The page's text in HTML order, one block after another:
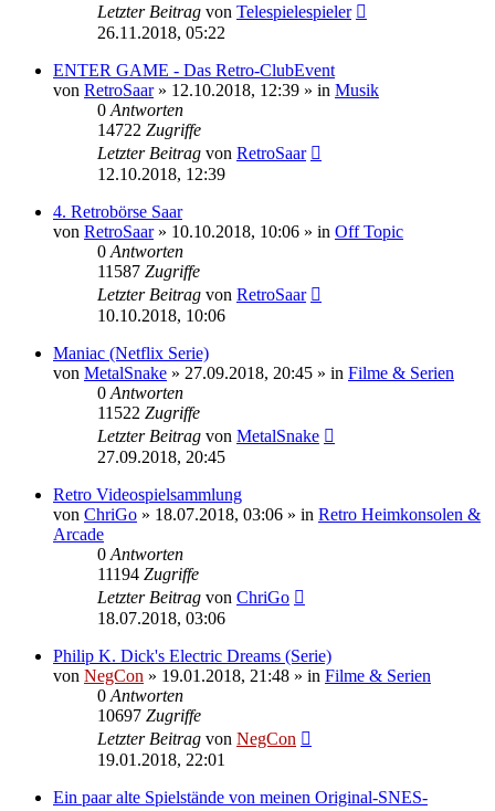
Letzter Beitrag von Telespielespieler
26.11.2018, 05:22
ENTER GAME - Das Retro-ClubEvent
von RetroSaar» 12.10.2018, 12:39 » in Musik
0Antworten
14722 Zugriffe
Letzter Beitrag von RetroSaar
12.10.2018, 12:39
4. Retrobörse Saar
von RetroSaar» 10.10.2018, 10:06 » in Off Topic
0Antworten
11587 Zugriffe
Letzter Beitrag von RetroSaar
10.10.2018, 10:06
Maniac (Netflix Serie)
von MetalSnake » 27.09.2018, 20:45 » in Filme & Serien
0Antworten
11522 Zugriffe
Letzter Beitrag von MetalSnake
27.09.2018, 20:45
Retro Videospielsammlung
von ChriGo » 18.07.2018, 03:06 » in Retro Heimkonsolen &
Arcade
0Antworten
11194 Zugriffe
Letzter Beitrag von ChriGo
18.07.2018, 03:06
Philip K. Dick's Electric Dreams (Serie)
von NegCon » 19.01.2018, 21:48 » in Filme & Serien
0Antworten
10697 Zugriffe
Letzter Beitrag von NegCon
19.01.2018, 22:01
Ein paar alte Spielstände von meinen Original-SNES-